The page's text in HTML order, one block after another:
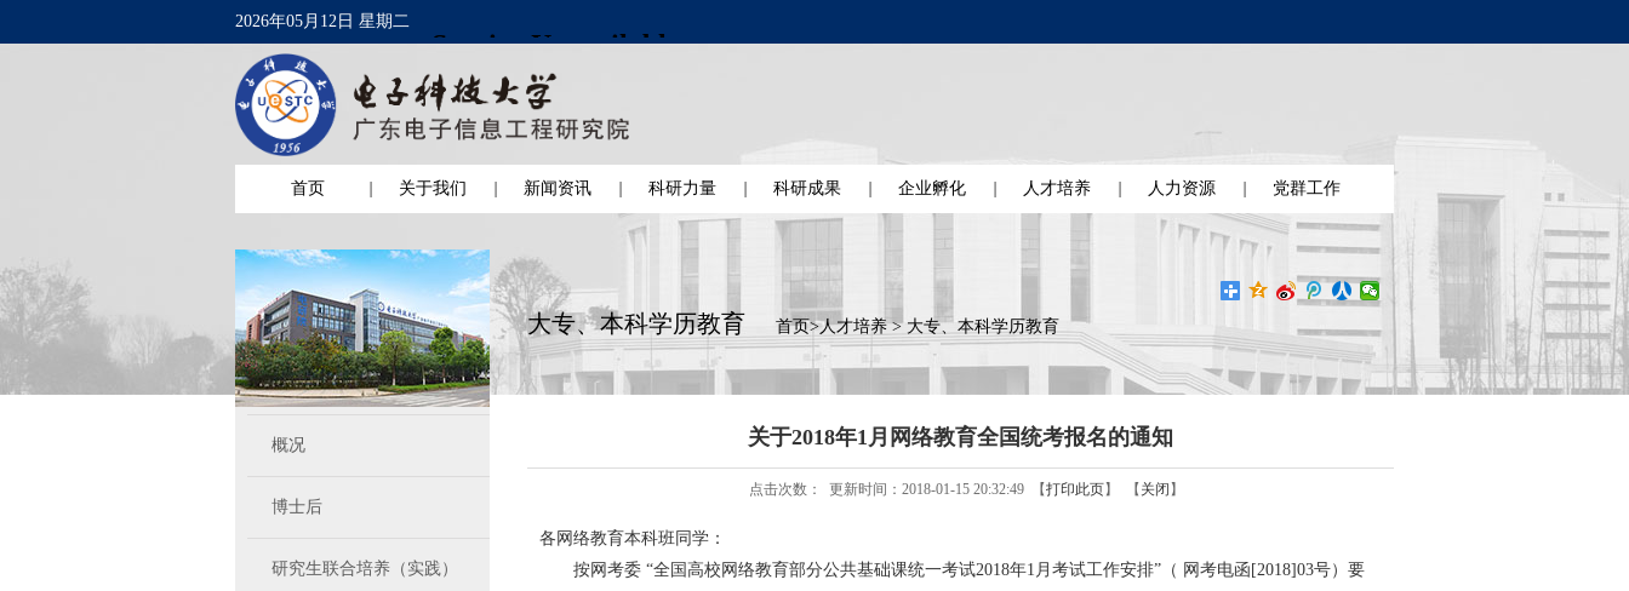
2026年05月12日 星期二
首页 关于我们 新闻资讯 科研力量 科研成果 企业孵化 人才培养 人力资源 党群工作
概况
博士后
研究生联合培养（实践）
大专、本科学历教育 首页>人才培养> 大专、本科学历教育
关于2018年1月网络教育全国统考报名的通知
点击次数： 更新时间：2018-01-15 20:32:49 【打印此页】 【 关闭 】
各网络教育本科班同学：
按网考委 “全国高校网络教育部分公共基础课统一考试2018年1月考试工作安排”（ 网考电函[2018]03号）要